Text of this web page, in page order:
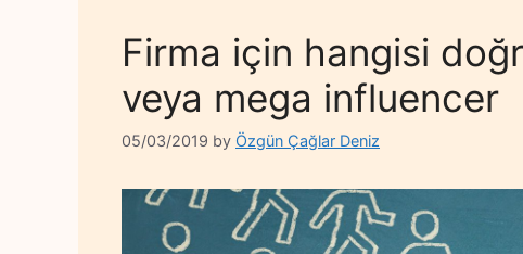
Firma için hangisi
veya mega influencer
05/03/2019 by Özgün Çağlar Deniz